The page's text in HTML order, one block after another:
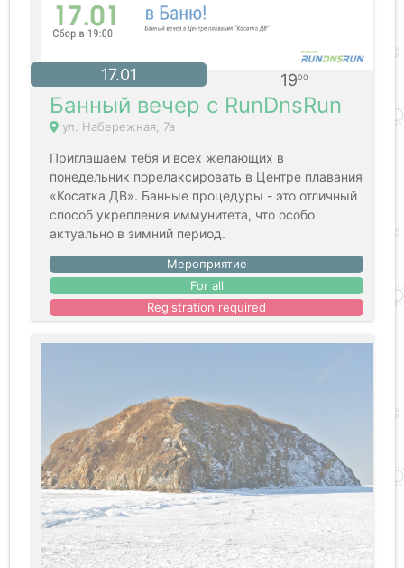
17.01 1900
Банный вечер с RunDnsRun
ул. Набережная, 7а
Приглашаем тебя и всех желающих в
понедельник порелаксировать в Центре плавания
«Косатка ДВ». Банные процедуры - это отличный
способ укрепления иммунитета, что особо
актуально в зимний период.
Мероприятие
For all
Registration required